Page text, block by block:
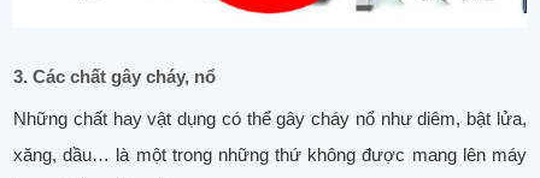
3. Các chất gây cháy, nổ
Những chất hay vật dụng có thể gây cháy nổ như diêm, bật lửa,
xăng, dầu… là một trong những thứ không được mang lên máy